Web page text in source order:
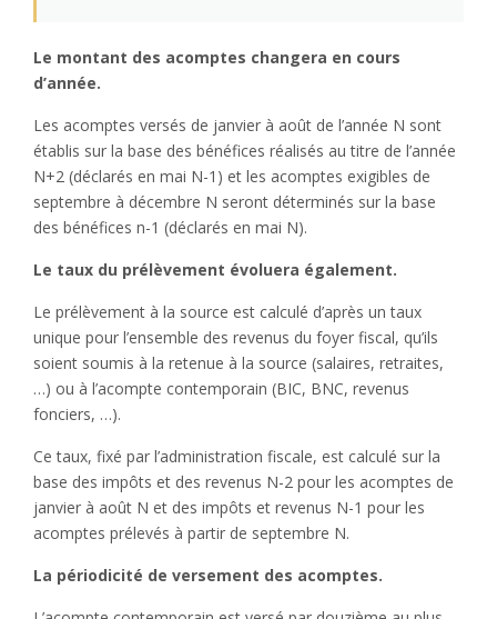
Le montant des acomptes changera en cours
d’année.
Les acomptes versés de janvier à août de l’année N sont
établis sur la base des bénéfices réalisés au titre de l’année
N+2 (déclarés en mai N-1) et les acomptes exigibles de
septembre à décembre N seront déterminés sur la base
des bénéfices n-1 (déclarés en mai N).
Le taux du prélèvement évoluera également.
Le prélèvement à la source est calculé d’après un taux
unique pour l’ensemble des revenus du foyer fiscal, qu’ils
soient soumis à la retenue à la source (salaires, retraites,
…) ou à l’acompte contemporain (BIC, BNC, revenus
fonciers, …).
Ce taux, fixé par l’administration fiscale, est calculé sur la
base des impôts et des revenus N-2 pour les acomptes de
janvier à août N et des impôts et revenus N-1 pour les
acomptes prélevés à partir de septembre N.
La périodicité de versement des acomptes.